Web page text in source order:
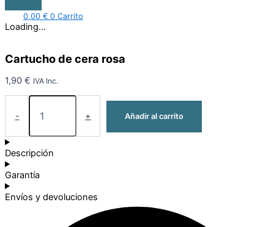
0,00 € 0 Carrito
Loading...
Cartucho de cera rosa
1,90 € IVA Inc.
- + Añadir al carrito
Descripción
Garantía
Envíos y devoluciones